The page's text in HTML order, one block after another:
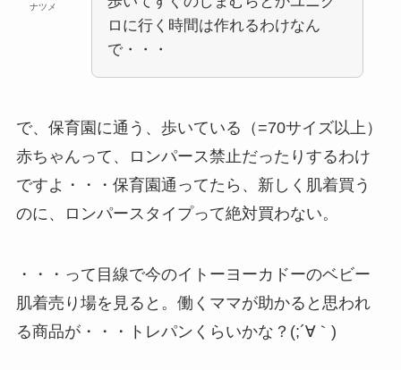
ナツメ
ロに行く時間は作れるわけなん
で・・・
で、保育園に通う、歩いている（=70サイズ以上）
赤ちゃんって、ロンパース禁止だったりするわけ
ですよ・・・保育園通ってたら、新しく肌着買う
のに、ロンパースタイプって絶対買わない。
・・・って目線で今のイトーヨーカドーのベビー
肌着売り場を見ると。働くママが助かると思われ
る商品が・・・トレパンくらいかな？(;´∀｀)